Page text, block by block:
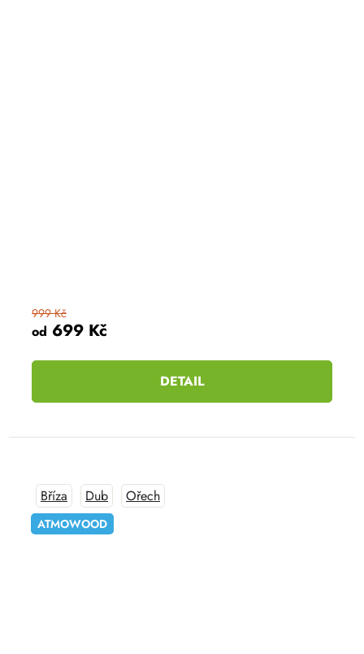
od 699 Kč
999 Kč
DETAIL
ATMOWOOD
Bříza Dub Ořech